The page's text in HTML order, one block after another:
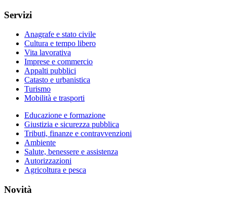
Servizi
Anagrafe e stato civile
Cultura e tempo libero
Vita lavorativa
Imprese e commercio
Appalti pubblici
Catasto e urbanistica
Turismo
Mobilità e trasporti
Educazione e formazione
Giustizia e sicurezza pubblica
Tributi, finanze e contravvenzioni
Ambiente
Salute, benessere e assistenza
Autorizzazioni
Agricoltura e pesca
Novità